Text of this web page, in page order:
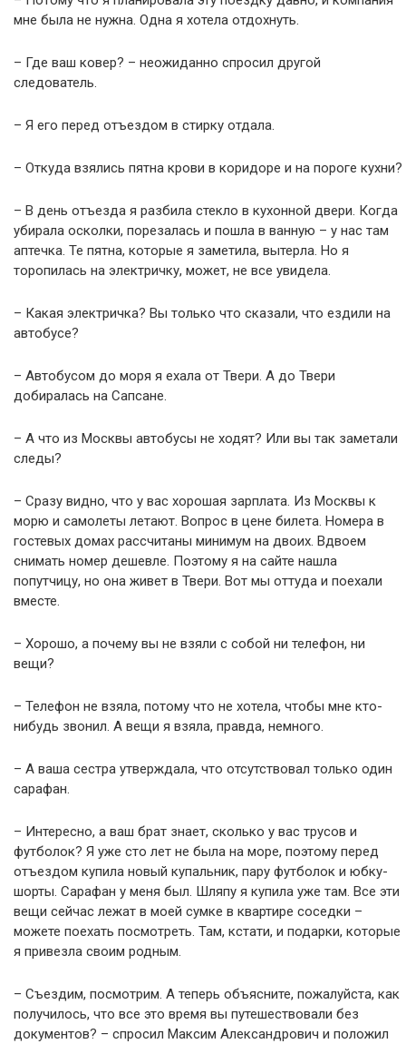
мне была не нужна. Одна я хотела отдохнуть.
– Где ваш ковер? – неожиданно спросил другой
следователь.
– Я его перед отъездом в стирку отдала.
– Откуда взялись пятна крови в коридоре и на пороге кухни?
– В день отъезда я разбила стекло в кухонной двери. Когда
убирала осколки, порезалась и пошла в ванную – у нас там
аптечка. Те пятна, которые я заметила, вытерла. Но я
торопилась на электричку, может, не все увидела.
– Какая электричка? Вы только что сказали, что ездили на
автобусе?
– Автобусом до моря я ехала от Твери. А до Твери
добиралась на Сапсане.
– А что из Москвы автобусы не ходят? Или вы так заметали
следы?
– Сразу видно, что у вас хорошая зарплата. Из Москвы к
морю и самолеты летают. Вопрос в цене билета. Номера в
гостевых домах рассчитаны минимум на двоих. Вдвоем
снимать номер дешевле. Поэтому я на сайте нашла
попутчицу, но она живет в Твери. Вот мы оттуда и поехали
вместе.
– Хорошо, а почему вы не взяли с собой ни телефон, ни
вещи?
– Телефон не взяла, потому что не хотела, чтобы мне кто-
нибудь звонил. А вещи я взяла, правда, немного.
– А ваша сестра утверждала, что отсутствовал только один
сарафан.
– Интересно, а ваш брат знает, сколько у вас трусов и
футболок? Я уже сто лет не была на море, поэтому перед
отъездом купила новый купальник, пару футболок и юбку-
шорты. Сарафан у меня был. Шляпу я купила уже там. Все эти
вещи сейчас лежат в моей сумке в квартире соседки –
можете поехать посмотреть. Там, кстати, и подарки, которые
я привезла своим родным.
– Съездим, посмотрим. А теперь объясните, пожалуйста, как
получилось, что все это время вы путешествовали без
документов? – спросил Максим Александрович и положил